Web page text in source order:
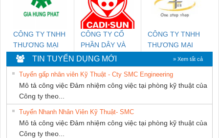
CÔNG TY TNHH
THƯƠNG MẠI
DỊCH VỤ KỸ
THUẬT ĐIỆN CƠ
GIA HƯNG PHÁT
CÔNG TY CỔ
PHẦN DÂY VÀ
CÁP ĐIỆN
THƯỢNG ĐÌNH
CÔNG TY TNHH
THƯƠNG MẠI
THIÊN ÂN VIỆT
NAM
TIN TUYỂN DỤNG MỚI » Xem tất cả
Tuyển gấp nhân viên Kỹ Thuật - Cty SMC Engineering
Mô tả công việc Đảm nhiệm công việc tại phòng kỹ thuật của
Công ty theo...
Tuyển Nhanh Nhân Viên Kỹ Thuật- SMC
Mô tả công việc Đảm nhiệm công việc tại phòng kỹ thuật của
Công ty theo...